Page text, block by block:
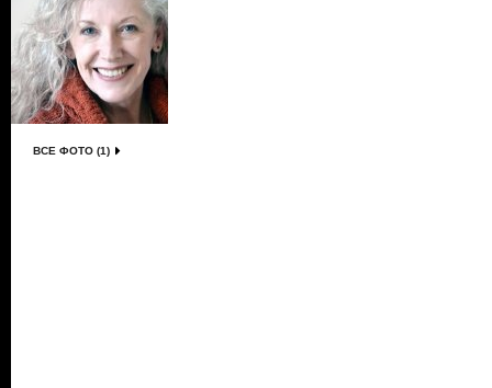
ВСЕ ФОТО (1)